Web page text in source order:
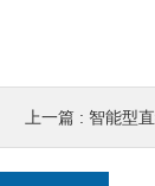
上一篇 : 智能型